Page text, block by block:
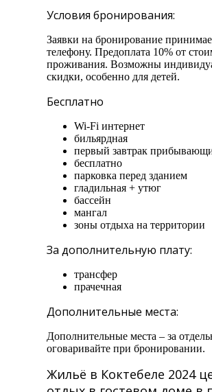
Условия бронирования:
Заявки на бронирование
телефону. Предоплата 10% от
проживания. Возможны
скидки, особенно для детей.
Бесплатно
Wi-Fi интернет
бильярдная
первый завтрак
бесплатно
парковка перед зданием
гладильная + утюг
бассейн
мангал
зоны отдыха на территории
За дополнительную плату:
трансфер
прачечная
Дополнительные места:
Дополнительные места – за
оговаривайте при бронировании.
Жильё в Коктебеле 2024